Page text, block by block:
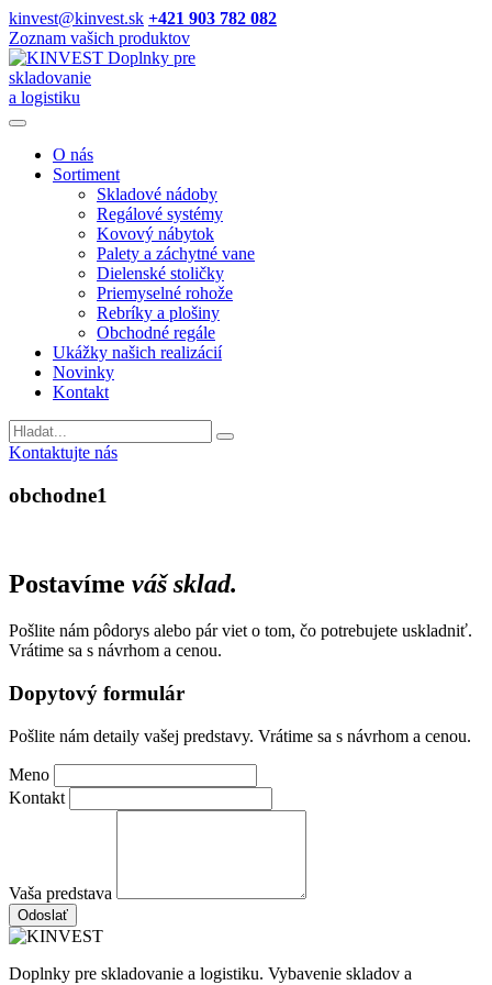
kinvest@kinvest.sk +421 903 782 082
Zoznam vašich produktov
Doplnky pre
skladovanie
a logistiku
O nás
Sortiment
Skladové nádoby
Regálové systémy
Kovový nábytok
Palety a záchytné vane
Dielenské stoličky
Priemyselné rohože
Rebríky a plošiny
Obchodné regále
Ukážky našich realizácií
Novinky
Kontakt
Vyhladavanie
Kontaktujte nás
obchodne1
Postavíme váš sklad.
Pošlite nám pôdorys alebo pár viet o tom, čo potrebujete uskladniť.
Vrátime sa s návrhom a cenou.
Dopytový formulár
Pošlite nám detaily vašej predstavy. Vrátime sa s návrhom a cenou.
Meno
Kontakt
Vaša predstava
Odoslať
Doplnky pre skladovanie a logistiku. Vybavenie skladov a